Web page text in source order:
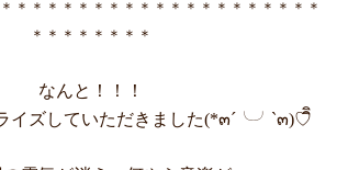
＊＊＊＊＊＊＊＊＊＊＊＊＊＊＊＊＊＊＊＊
＊＊＊＊＊＊＊＊
なんと！！！
イズしていただきました(*๓´╰╯`๓)♡ิิ